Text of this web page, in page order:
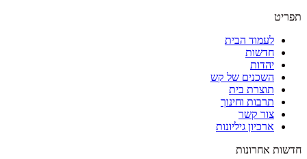
תפריט
לעמוד הבית
חדשות
יהדות
השכנים של קש
תוצרת בית
תרבות וחינוך
צור קשר
ארכיון גיליונות
חדשות אחרונות